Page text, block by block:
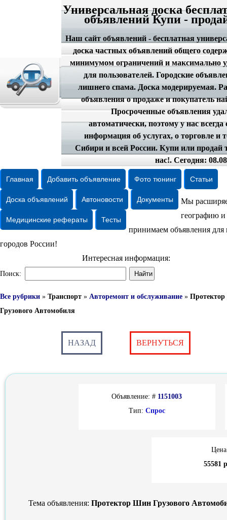
Универсальная доска
объявлений Купи -
Наш сайт объявлений - бесплатная
доска частных объявлений общего
минимумом ограничений и максимально
для пользователей. Городские
лишнего спама. Доска модерируемая.
объявления о продаже и покупатель
Просроченные объявления
автоматически, поэтому у нас всегда
информация об услугах, о торговле и
Сибири и всей России. Купи или продай
нас!. Сегодня:
Главная Добавить объявление Фото тюнинг Статьи
Доска объявлений Автоновости Документы
Медицинские рефераты Тесты
Мы
географию и
принимаем объявления для
городов России!
Интересная информация:
Поиск:
Все рубрики » Транспорт » Авторемонт и обслуживание »
Грузового Автомобиля
НАЗАД ВЕРНУТЬСЯ
Объявление: # 1151003
Тип: Спрос
55581
Тема объявления:Протектор Шин Грузового